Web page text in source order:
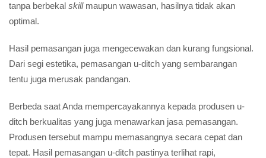
tanpa berbekal skillmaupun wawasan, hasilnya tidak akan
optimal.
Hasil pemasangan juga mengecewakan dan kurang fungsional.
Dari segi estetika, pemasangan u-ditch yang sembarangan
tentu juga merusak pandangan.
Berbeda saat Anda mempercayakannya kepada produsen u-
ditch berkualitas yang juga menawarkan jasa pemasangan.
Produsen tersebut mampu memasangnya secara cepat dan
tepat. Hasil pemasangan u-ditch pastinya terlihat rapi,